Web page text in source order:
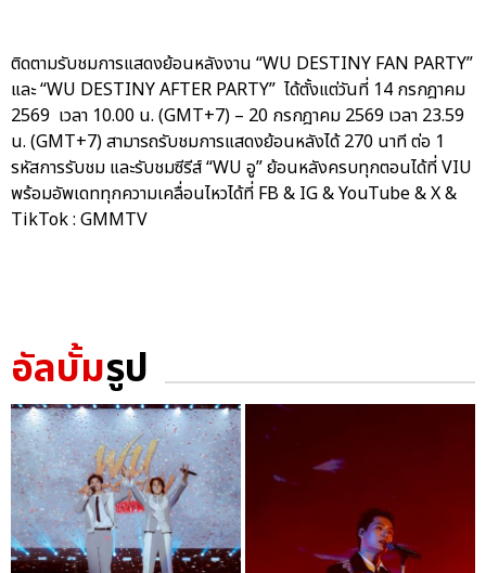
ติดตามรับชมการแสดงย้อนหลังงาน “WU DESTINY FAN PARTY”
และ “WU DESTINY AFTER PARTY” ได้ตั้งแต่วันที่ 14 กรกฎาคม
2569 เวลา 10.00 น. (GMT+7) – 20 กรกฎาคม 2569 เวลา 23.59
น. (GMT+7) สามารถรับชมการแสดงย้อนหลังได้ 270 นาที ต่อ 1
รหัสการรับชม และรับชมซีรีส์ “WU อู” ย้อนหลังครบทุกตอนได้ที่ VIU
พร้อมอัพเดททุกความเคลื่อนไหวได้ที่ FB & IG & YouTube & X &
TikTok : GMMTV
อัลบั้มรูป